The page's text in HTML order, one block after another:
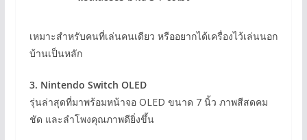
เหมาะสำหรับคนที่เล่นคนเดียว หรืออยากได้เครื่องไว้เล่นนอก
บ้านเป็นหลัก
3. Nintendo Switch OLED
รุ่นล่าสุดที่มาพร้อมหน้าจอ OLED ขนาด 7 นิ้ว ภาพสีสดคม
ชัด และลำโพงคุณภาพดียิ่งขึ้น